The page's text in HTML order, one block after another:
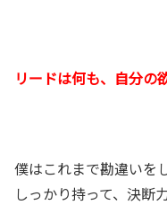
リードは何も、自分の
僕はこれまで勘違いを
しっかり持って、決断